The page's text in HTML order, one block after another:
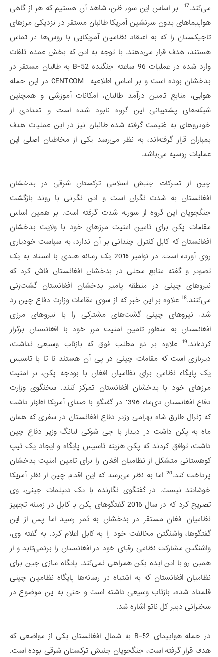
می‌کند.17
بر اساس این سوء ظن، شاهد آن هستیم که هر از گاهی
هواپیماهای بدون سرنشین آمریکا طالبان مستقر در نزدیکی مرزهای
تاجیکستان را که به اعتقاد نظامیان آمریکایی با روس‌ها در تماس
هستند، هدف قرار می‌دهند. با توجه به این که بخش عمده تلفات
وارد شده در عملیات 96 ساعته جنگنده B-52 به طالبان مستقر در
بدخشان بوده است و بر اساس اطلاعیه CENTCOM در این حمله
هوایی، منابع تامین درآمد طالبان، امکانات آموزشی و همچنین
شبکه‌های پشتیبانی این گروه نابود شده است و تعدادی از
خودروهای به غنیمت گرفته شده طالبان نیز در این عملیات هدف
بمباران قرار گرفته‌اند، به نظر می‌رسد یکی از مخاطبان اصلی این
عملیات روسیه می‌باشد.
چین از تحرکات جنبش اسلامی ترکستان شرقی در بدخشان
افغانستان به شدت نگران است و این نگرانی با روند بازگشت
جنگجویان این گروه از سوریه شدت گرفته است. بر همین اساس
مقامات پکن برای تامین امنیت مرزهای خود با ولایت بدخشان
افغانستان که کابل کنترل چندانی بر آن ندارد، به سیاست خودیاری
روی آورده است. در نوامبر 2016 یک رسانه هندی با استناد به یک
تصویر و گفته منابع محلی در بدخشان افغانستان فاش کرد که
نیروهای چینی در منطقه پامیر بدخشان افغانستان گشت‌زنی
می‌کنند.18 علاوه بر این خبر که از سوی مقامات وزارت دفاع چین رد
شد، نیروهای چینی گشت‌های مشترکی را با نیروهای مرزی
افغانستان به منظور تامین امنیت مرز خود با افغانستان برگزار
کرده‌اند.19
علاوه بر دو مطلب فوق که بازتاب وسیعی نداشت،
دیربازی است که مقامات چینی در پی آن هستند تا تا با تاسیس
یک پایگاه نظامی برای نظامیان افغان با بودجه پکن، بر امنیت
مرزهای خود با بدخشان افغانستان تمرکز کنند. سخنگوی وزارت
دفاع افغانستان دی‌ماه 1396 در گفتگو با صدای آمریکا اظهار داشت
که ژنرال طارق شاه بهرامی وزیر دفاع افغانستان در سفری که همان
ماه به پکن داشت در دیدار با جی شوکی لیانگ وزیر دفاع چین
داشت، توافق کردند که پکن هزینه تاسیس پایگاه و ایجاد یک تیپ
کوهستانی متشکل از نظامیان افغان را برای تامین امنیت بدخشان
پرداخت کند.20 اما به نظر می‌رسد که این اقدام چین از نظر آمریکا
خوشایند نیست. در گفتگوی نگارنده با یک دیپلمات چینی، وی
تصریح کرد که در سال 2016 گفتگوهای پکن با کابل در زمینه تجهیز
نظامیان افغان مستقر در بدخشان به ثمر رسید اما پس از این
گفتگوها، واشنگتن مخالفت خود را به کابل اعلام کرد. به گفته وی،
واشنگتن مشارکت نظامی رقبای خود در افغانستان را برنمی‌تابد و از
همین رو با این ایده پکن همراهی نمی‌کند. پایگاه سازی چین برای
نظامیان افغانستان که به اشتباه در رسانه‌ها پایگاه نظامیان چینی
قلمداد شده، بازتاب وسیعی داشته است و حتی به این موضوع در
سخنرانی دبیر کل ناتو اشاره شد.
در حمله هواپیمای B-52 به شمال افغانستان یکی از مواضعی که
هدف قرار گرفته است، جنگجویان جنبش ترکستان شرقی بوده است.